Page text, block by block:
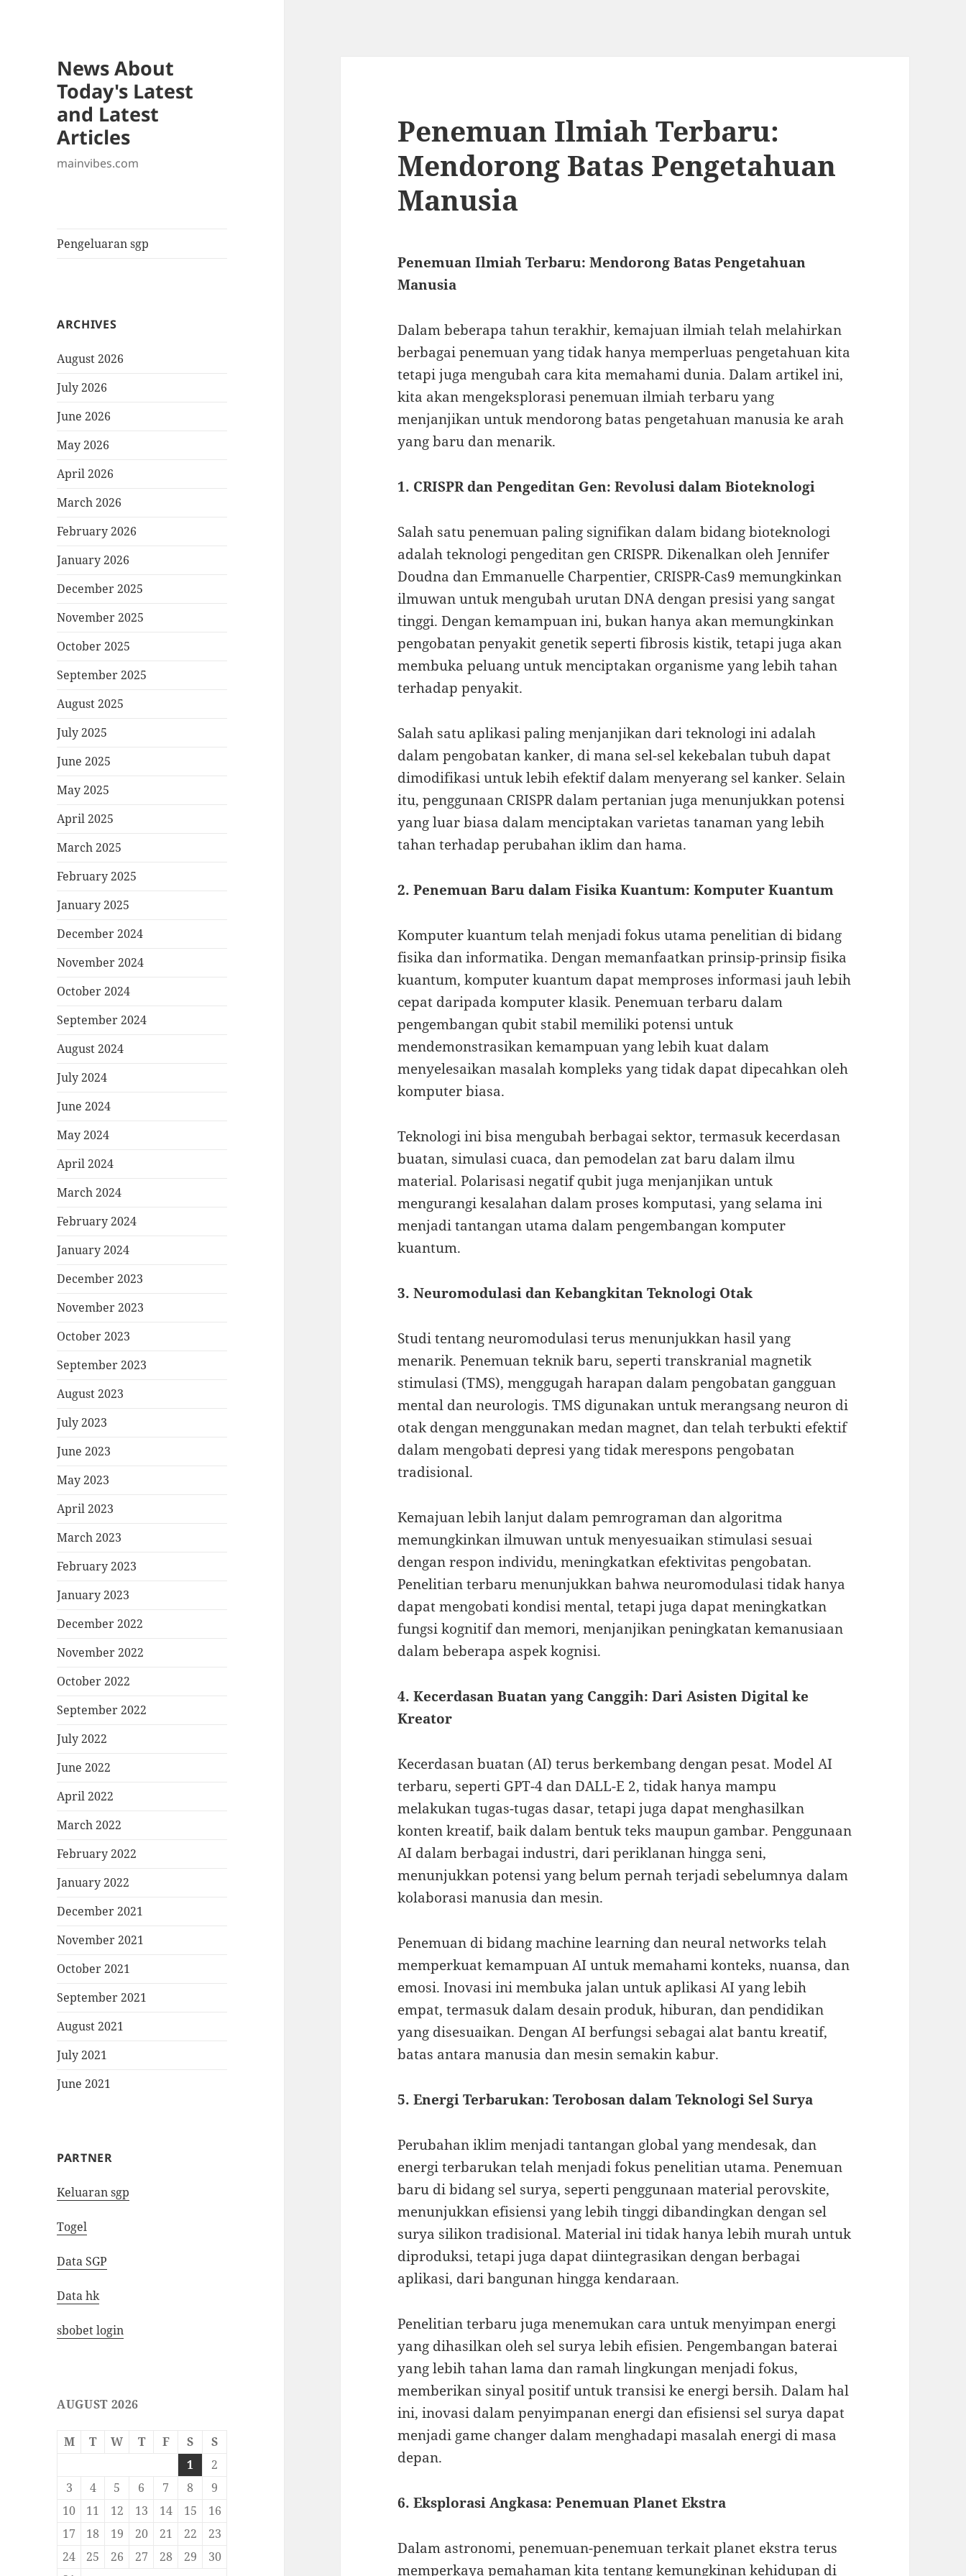
News About
Today's Latest
and Latest
Articles
mainvibes.com
Pengeluaran sgp
ARCHIVES
August 2026
July 2026
June 2026
May 2026
April 2026
March 2026
February 2026
January 2026
December 2025
November 2025
October 2025
September 2025
August 2025
July 2025
June 2025
May 2025
April 2025
March 2025
February 2025
January 2025
December 2024
November 2024
October 2024
September 2024
August 2024
July 2024
June 2024
May 2024
April 2024
March 2024
February 2024
January 2024
December 2023
November 2023
October 2023
September 2023
August 2023
July 2023
June 2023
May 2023
April 2023
March 2023
February 2023
January 2023
December 2022
November 2022
October 2022
September 2022
July 2022
June 2022
April 2022
March 2022
February 2022
January 2022
December 2021
November 2021
October 2021
September 2021
August 2021
July 2021
June 2021
PARTNER
Keluaran sgp
Togel
Data SGP
Data hk
sbobet login
AUGUST 2026
M T W T F S
S
1
2
3
4 5 6 7 8
9
10
11 12 13 14 15
16
17
18 19 20 21 22
23
24
25 26 27 28 29
30
Penemuan Ilmiah Terbaru:
Mendorong Batas Pengetahuan
Manusia
Penemuan Ilmiah Terbaru: Mendorong Batas Pengetahuan
Manusia
Dalam beberapa tahun terakhir, kemajuan ilmiah telah melahirkan
berbagai penemuan yang tidak hanya memperluas pengetahuan kita
tetapi juga mengubah cara kita memahami dunia. Dalam artikel ini,
kita akan mengeksplorasi penemuan ilmiah terbaru yang
menjanjikan untuk mendorong batas pengetahuan manusia ke arah
yang baru dan menarik.
1. CRISPR dan Pengeditan Gen: Revolusi dalam Bioteknologi
Salah satu penemuan paling signifikan dalam bidang bioteknologi
adalah teknologi pengeditan gen CRISPR. Dikenalkan oleh Jennifer
Doudna dan Emmanuelle Charpentier, CRISPR-Cas9 memungkinkan
ilmuwan untuk mengubah urutan DNA dengan presisi yang sangat
tinggi. Dengan kemampuan ini, bukan hanya akan memungkinkan
pengobatan penyakit genetik seperti fibrosis kistik, tetapi juga akan
membuka peluang untuk menciptakan organisme yang lebih tahan
terhadap penyakit.
Salah satu aplikasi paling menjanjikan dari teknologi ini adalah
dalam pengobatan kanker, di mana sel-sel kekebalan tubuh dapat
dimodifikasi untuk lebih efektif dalam menyerang sel kanker. Selain
itu, penggunaan CRISPR dalam pertanian juga menunjukkan potensi
yang luar biasa dalam menciptakan varietas tanaman yang lebih
tahan terhadap perubahan iklim dan hama.
2. Penemuan Baru dalam Fisika Kuantum: Komputer Kuantum
Komputer kuantum telah menjadi fokus utama penelitian di bidang
fisika dan informatika. Dengan memanfaatkan prinsip-prinsip fisika
kuantum, komputer kuantum dapat memproses informasi jauh lebih
cepat daripada komputer klasik. Penemuan terbaru dalam
pengembangan qubit stabil memiliki potensi untuk
mendemonstrasikan kemampuan yang lebih kuat dalam
menyelesaikan masalah kompleks yang tidak dapat dipecahkan oleh
komputer biasa.
Teknologi ini bisa mengubah berbagai sektor, termasuk kecerdasan
buatan, simulasi cuaca, dan pemodelan zat baru dalam ilmu
material. Polarisasi negatif qubit juga menjanjikan untuk
mengurangi kesalahan dalam proses komputasi, yang selama ini
menjadi tantangan utama dalam pengembangan komputer
kuantum.
3. Neuromodulasi dan Kebangkitan Teknologi Otak
Studi tentang neuromodulasi terus menunjukkan hasil yang
menarik. Penemuan teknik baru, seperti transkranial magnetik
stimulasi (TMS), menggugah harapan dalam pengobatan gangguan
mental dan neurologis. TMS digunakan untuk merangsang neuron di
otak dengan menggunakan medan magnet, dan telah terbukti efektif
dalam mengobati depresi yang tidak merespons pengobatan
tradisional.
Kemajuan lebih lanjut dalam pemrograman dan algoritma
memungkinkan ilmuwan untuk menyesuaikan stimulasi sesuai
dengan respon individu, meningkatkan efektivitas pengobatan.
Penelitian terbaru menunjukkan bahwa neuromodulasi tidak hanya
dapat mengobati kondisi mental, tetapi juga dapat meningkatkan
fungsi kognitif dan memori, menjanjikan peningkatan kemanusiaan
dalam beberapa aspek kognisi.
4. Kecerdasan Buatan yang Canggih: Dari Asisten Digital ke
Kreator
Kecerdasan buatan (AI) terus berkembang dengan pesat. Model AI
terbaru, seperti GPT-4 dan DALL-E 2, tidak hanya mampu
melakukan tugas-tugas dasar, tetapi juga dapat menghasilkan
konten kreatif, baik dalam bentuk teks maupun gambar. Penggunaan
AI dalam berbagai industri, dari periklanan hingga seni,
menunjukkan potensi yang belum pernah terjadi sebelumnya dalam
kolaborasi manusia dan mesin.
Penemuan di bidang machine learning dan neural networks telah
memperkuat kemampuan AI untuk memahami konteks, nuansa, dan
emosi. Inovasi ini membuka jalan untuk aplikasi AI yang lebih
empat, termasuk dalam desain produk, hiburan, dan pendidikan
yang disesuaikan. Dengan AI berfungsi sebagai alat bantu kreatif,
batas antara manusia dan mesin semakin kabur.
5. Energi Terbarukan: Terobosan dalam Teknologi Sel Surya
Perubahan iklim menjadi tantangan global yang mendesak, dan
energi terbarukan telah menjadi fokus penelitian utama. Penemuan
baru di bidang sel surya, seperti penggunaan material perovskite,
menunjukkan efisiensi yang lebih tinggi dibandingkan dengan sel
surya silikon tradisional. Material ini tidak hanya lebih murah untuk
diproduksi, tetapi juga dapat diintegrasikan dengan berbagai
aplikasi, dari bangunan hingga kendaraan.
Penelitian terbaru juga menemukan cara untuk menyimpan energi
yang dihasilkan oleh sel surya lebih efisien. Pengembangan baterai
yang lebih tahan lama dan ramah lingkungan menjadi fokus,
memberikan sinyal positif untuk transisi ke energi bersih. Dalam hal
ini, inovasi dalam penyimpanan energi dan efisiensi sel surya dapat
menjadi game changer dalam menghadapi masalah energi di masa
depan.
6. Eksplorasi Angkasa: Penemuan Planet Ekstra
Dalam astronomi, penemuan-penemuan terkait planet ekstra terus
memperkaya pemahaman kita tentang kemungkinan kehidupan di